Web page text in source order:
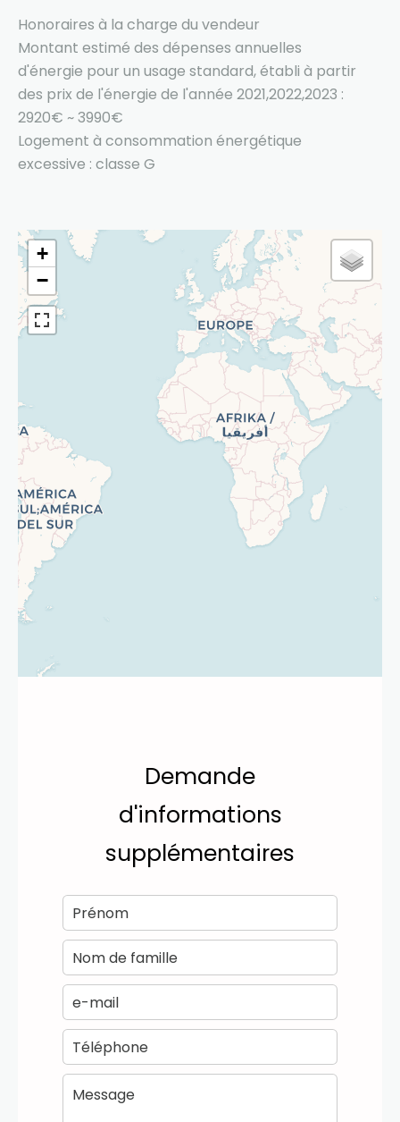
Honoraires à la charge du vendeur
Montant estimé des dépenses annuelles
d'énergie pour un usage standard, établi à partir
des prix de l'énergie de l'année 2021,2022,2023 :
2920€ ~ 3990€
Logement à consommation énergétique
excessive : classe G
+
−
Demande
d'informations
supplémentaires